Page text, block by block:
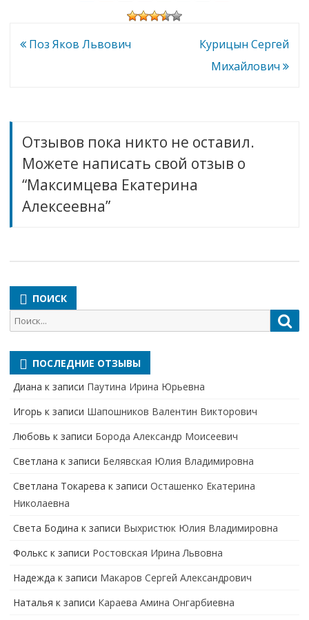
Навигация
Поз Яков Львович
Курицын Сергей
Михайлович
Отзывов пока никто не оставил.
Можете написать свой отзыв о
“Максимцева Екатерина
Алексеевна”
ПОИСК
Поиск
для:
ПОСЛЕДНИЕ ОТЗЫВЫ
Диана к записи Паутина Ирина Юрьевна
Игорь к записи Шапошников Валентин Викторович
Любовь к записи Борода Александр Моисеевич
Светлана к записи Белявская Юлия Владимировна
Cветлана Токарева к записи Осташенко Екатерина
Николаевна
Света Бодина к записи Выхристюк Юлия Владимировна
Фолькс к записи Ростовская Ирина Львовна
Надежда к записи Макаров Сергей Александрович
Наталья к записи Караева Амина Онгарбиевна